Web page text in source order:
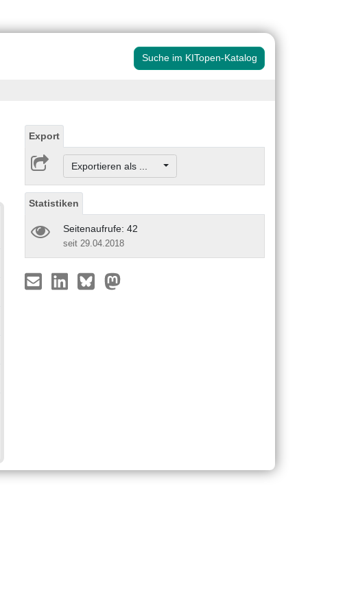
Suche im KITopen-Katalog
Export
Exportieren als ...
Statistiken
Seitenaufrufe: 42
seit 29.04.2018